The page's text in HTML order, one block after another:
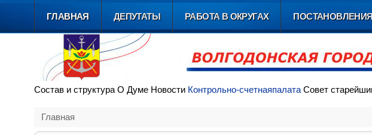
ГЛАВНАЯ ДЕПУТАТЫ РАБОТА В ОКРУГАХ
Состав и структура О Думе Новости Контрольно-счетнаяпалата Совет
Главная